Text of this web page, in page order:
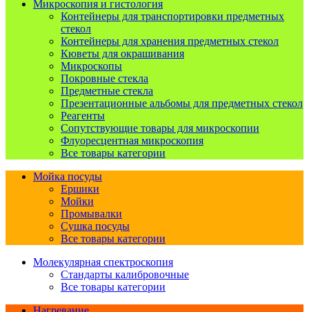
Микроскопия и гистология
Контейнеры для транспортировки предметных
стекол
Контейнеры для хранения предметных стекол
Кюветы для окрашивания
Микроскопы
Покровные стекла
Предметные стекла
Презентационные альбомы для предметных стекол
Реагенты
Сопутствующие товары для микроскопии
Флуоресцентная микроскопия
Все товары категории
Мойка посуды
Ершики
Мойки
Промывалки
Сушка посуды
Все товары категории
Молекулярная спектроскопия
Стандарты калибровочные
Все товары категории